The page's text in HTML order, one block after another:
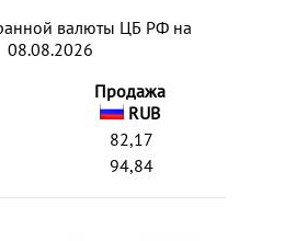
валюты ЦБ РФ на
08.08.2026
Продажа
RUB
82,17
94,84